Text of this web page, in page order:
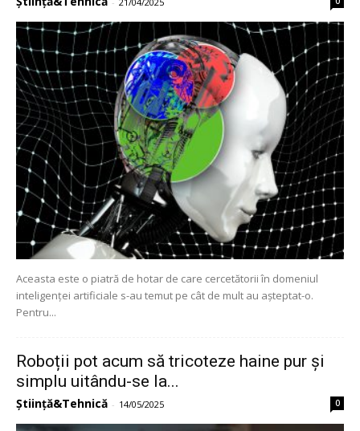
Aceasta este o piatră de hotar de care cercetătorii în domeniul
inteligenței artificiale s-au temut pe cât de mult au așteptat-o.
Pentru...
Roboții pot acum să tricoteze haine pur și
simplu uitându-se la...
Știință&Tehnică - 14/05/2025 0